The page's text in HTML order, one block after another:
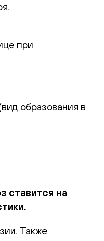
при
образования в
ставится на
Также